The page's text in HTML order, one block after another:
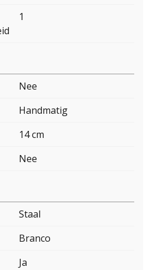
1
Nee
Handmatig
14 cm
Nee
Staal
Branco
Ja